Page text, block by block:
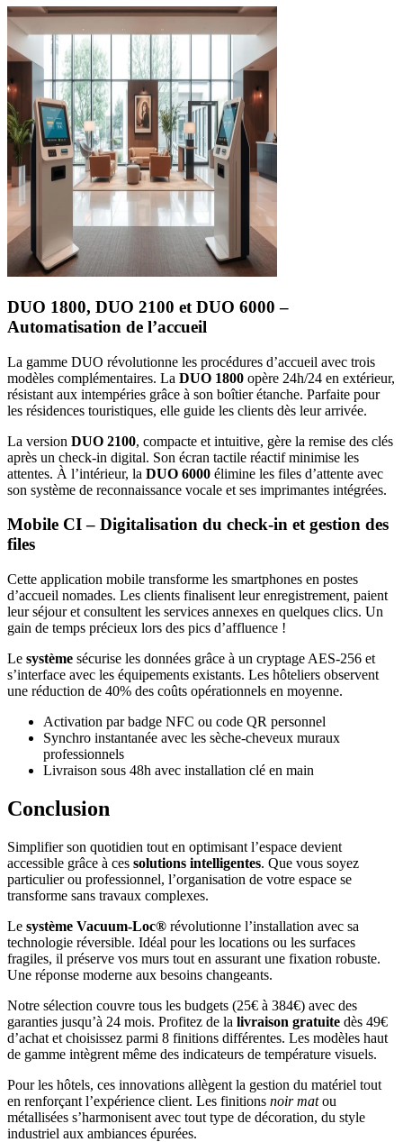
DUO 1800, DUO 2100 et DUO 6000 –
Automatisation de l’accueil
La gamme DUO révolutionne les procédures d’accueil avec trois
modèles complémentaires. La DUO 1800 opère 24h/24 en extérieur,
résistant aux intempéries grâce à son boîtier étanche. Parfaite pour
les résidences touristiques, elle guide les clients dès leur arrivée.
La version DUO 2100, compacte et intuitive, gère la remise des clés
après un check-in digital. Son écran tactile réactif minimise les
attentes. À l’intérieur, la DUO 6000 élimine les files d’attente avec
son système de reconnaissance vocale et ses imprimantes intégrées.
Mobile CI – Digitalisation du check-in et gestion des
files
Cette application mobile transforme les smartphones en postes
d’accueil nomades. Les clients finalisent leur enregistrement, paient
leur séjour et consultent les services annexes en quelques clics. Un
gain de temps précieux lors des pics d’affluence !
Le système sécurise les données grâce à un cryptage AES-256 et
s’interface avec les équipements existants. Les hôteliers observent
une réduction de 40% des coûts opérationnels en moyenne.
Activation par badge NFC ou code QR personnel
Synchro instantanée avec les sèche-cheveux muraux
professionnels
Livraison sous 48h avec installation clé en main
Conclusion
Simplifier son quotidien tout en optimisant l’espace devient
accessible grâce à ces solutions intelligentes. Que vous soyez
particulier ou professionnel, l’organisation de votre espace se
transforme sans travaux complexes.
Le système Vacuum-Loc® révolutionne l’installation avec sa
technologie réversible. Idéal pour les locations ou les surfaces
fragiles, il préserve vos murs tout en assurant une fixation robuste.
Une réponse moderne aux besoins changeants.
Notre sélection couvre tous les budgets (25€ à 384€) avec des
garanties jusqu’à 24 mois. Profitez de la livraison gratuite dès 49€
d’achat et choisissez parmi 8 finitions différentes. Les modèles haut
de gamme intègrent même des indicateurs de température visuels.
Pour les hôtels, ces innovations allègent la gestion du matériel tout
en renforçant l’expérience client. Les finitions noir matou
métallisées s’harmonisent avec tout type de décoration, du style
industriel aux ambiances épurées.